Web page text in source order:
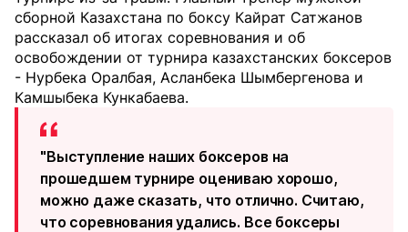
сборной Казахстана по боксу Кайрат Сатжанов
рассказал об итогах соревнования и об
освобождении от турнира казахстанских боксеров
- Нурбека Оралбая, Асланбека Шымбергенова и
Камшыбека Кункабаева.
"Выступление наших боксеров на
прошедшем турнире оцениваю хорошо,
можно даже сказать, что отлично. Считаю,
что соревнования удались. Все боксеры